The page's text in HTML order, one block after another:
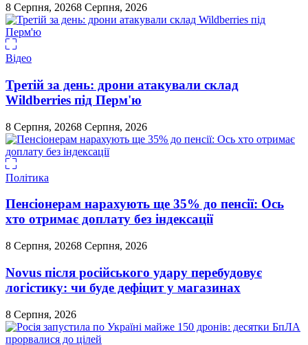
8 Серпня, 20268 Серпня, 2026
Відео
Третій за день: дрони атакували склад
Wildberries під Перм'ю
8 Серпня, 20268 Серпня, 2026
Політика
Пенсіонерам нарахують ще 35% до пенсії: Ось
хто отримає доплату без індексації
8 Серпня, 20268 Серпня, 2026
Novus після російського удару перебудовує
логістику: чи буде дефіцит у магазинах
8 Серпня, 2026